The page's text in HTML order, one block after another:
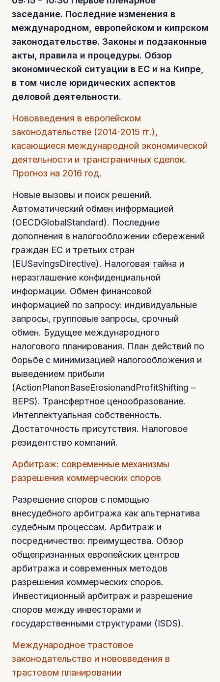
заседание. Последние изменения в
международном, европейском и кипрском
законодательстве. Законы и подзаконные
акты, правила и процедуры. Обзор
экономической ситуации в ЕС и на Кипре,
в том числе юридических аспектов
деловой деятельности.
Нововведения в европейском
законодательстве (2014-2015 гг.),
касающиеся международной экономической
деятельности и трансграничных сделок.
Прогноз на 2016 год.
Новые вызовы и поиск решений.
Автоматический обмен информацией
(OECDGlobalStandard). Последние
дополнения в налогообложении сбережений
граждан ЕС и третьих стран
(EUSavingsDirective). Налоговая тайна и
неразглашение конфиденциальной
информации. Обмен финансовой
информацией по запросу: индивидуальные
запросы, групповые запросы, срочный
обмен. Будущее международного
налогового планирования. План действий по
борьбе с минимизацией налогообложения и
выведением прибыли
(ActionPlanonBaseErosionandProfitShifting –
BEPS). Трансфертное ценообразование.
Интеллектуальная собственность.
Достаточность присутствия. Налоговое
резидентство компаний.
Арбитраж: современные механизмы
разрешения коммерческих споров
Разрешение споров с помощью
внесудебного арбитража как альтернатива
судебным процессам. Арбитраж и
посредничество: преимущества. Обзор
общепризнанных европейских центров
арбитража и современных методов
разрешения коммерческих споров.
Инвестиционный арбитраж и разрешение
споров между инвесторами и
государственными структурами (ISDS).
Международное трастовое
законодательство и нововведения в
трастовом планировании